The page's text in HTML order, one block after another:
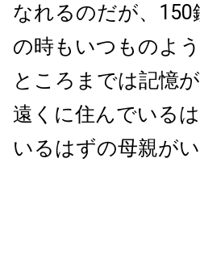
なれるのだが、
の時もいつものよ
ところまでは記憶
遠くに住んでいる
いるはずの母親がい